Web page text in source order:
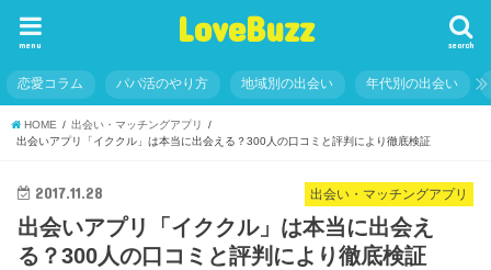
LoveBuzz search
menu
恋愛コラム パパ活のやり方 地域別の出会い 年代別の出会い
HOME
出会い・マッチングアプリ
出会いアプリ「イククル」は本当に出会える？300人の口コミと評判により徹底検証
出会い・マッチングアプリ
2017.11.28
出会いアプリ「イククル」は本当に出会え
る？300人の口コミと評判により徹底検証